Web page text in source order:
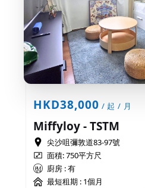
HKD38,000 / 起 / 月
Miffyloy - TSTM
尖沙咀彌敦道83-97號
面積: 750平方尺
廚房 : 有
最短租期 : 1個月